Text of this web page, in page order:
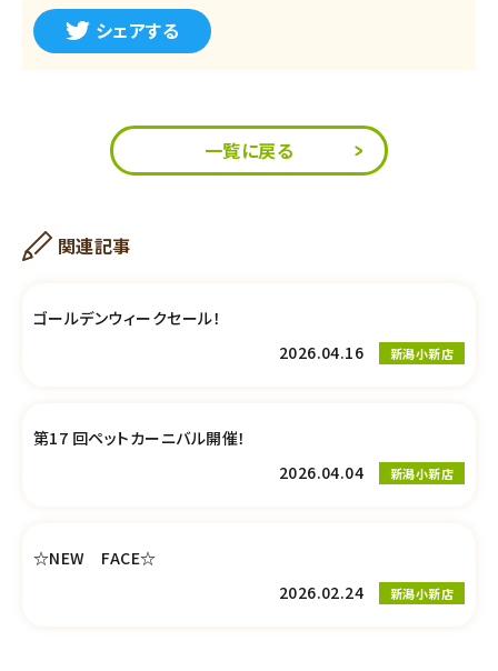
シェアする
一覧に戻る
関連記事
ゴールデンウィークセール！
2026.04.16
新潟小新店
第17 回ペットカーニバル開催！
2026.04.04
新潟小新店
☆NEW FACE☆
2026.02.24
新潟小新店